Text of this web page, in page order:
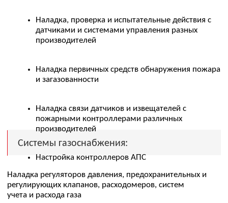
Обустройство Куюмбинского
месторождения. Центральный пункт
ДКС Вынгаяхинского газового
промысла